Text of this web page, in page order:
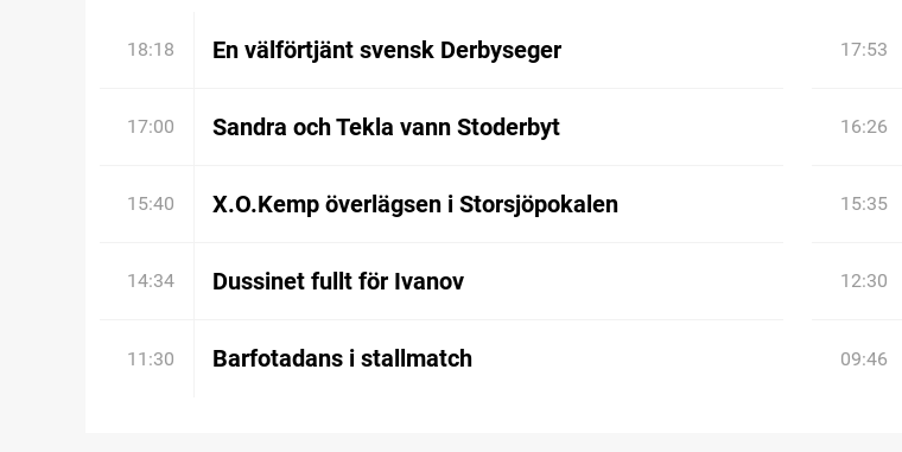
18:18 En välförtjänt svensk Derbyseger 17:53
17:00 Sandra och Tekla vann Stoderbyt 16:26
15:40 X.O.Kemp överlägsen i Storsjöpokalen 15:35
14:34 Dussinet fullt för Ivanov 12:30
11:30 Barfotadans i stallmatch 09:46